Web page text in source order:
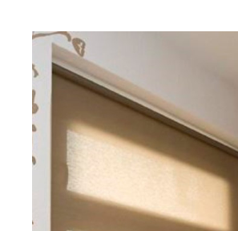
Bildergalerie überspringen